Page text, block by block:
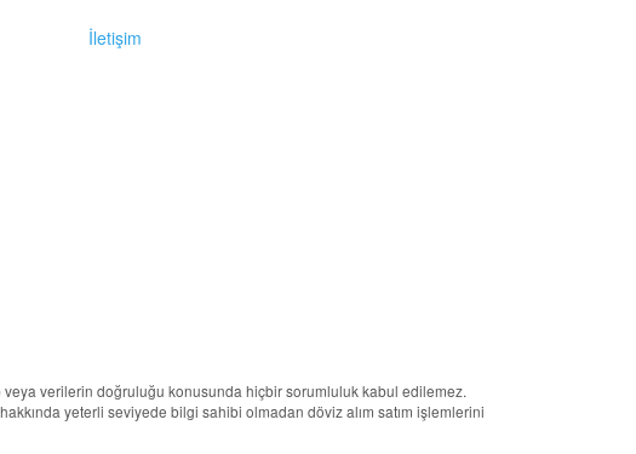
İletişim
verilerin doğruluğu konusunda hiçbir sorumluluk kabul edilemez.
yeterli seviyede bilgi sahibi olmadan döviz alım satım işlemlerini